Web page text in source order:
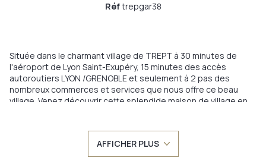
Réftrepgar38
Située dans le charmant village de TREPT à 30 minutes de
l'aéroport de Lyon Saint-Exupéry, 15 minutes des accès
autoroutiers LYON /GRENOBLE et seulement à 2 pas des
nombreux commerces et services que nous offre ce beau
village. Venez découvrir cette splendide maison de village en
professionnels du bâtiment et garantie par une assurance
dommage ouvrage. La maison possède également un garage
de 29 m2 entièrement isolé et aménagé, une terrasse et trois
AFFICHER PLUS